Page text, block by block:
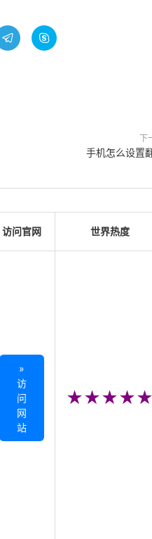
 
下
手机怎么设置
访问官网 世界热度
»
访
问
网
站
★★★★★